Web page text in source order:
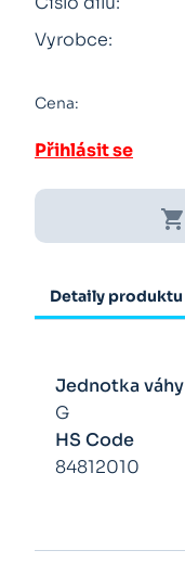
Vyrobce:
Cena:
Přihlásit se
shopping_cart
Detaily produktu
Jednotka váhy
G
HS Code
84812010